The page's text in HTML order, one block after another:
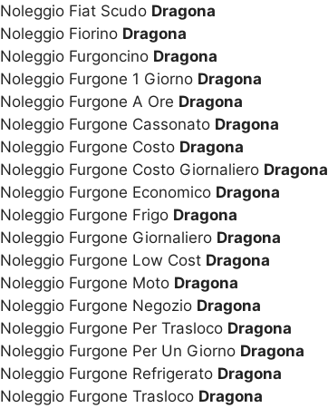
Noleggio Fiat Scudo Dragona
Noleggio Fiorino Dragona
Noleggio Furgoncino Dragona
Noleggio Furgone 1 Giorno Dragona
Noleggio Furgone A Ore Dragona
Noleggio Furgone Cassonato Dragona
Noleggio Furgone Costo Dragona
Noleggio Furgone Costo Giornaliero Dragona
Noleggio Furgone Economico Dragona
Noleggio Furgone Frigo Dragona
Noleggio Furgone Giornaliero Dragona
Noleggio Furgone Low Cost Dragona
Noleggio Furgone Moto Dragona
Noleggio Furgone Negozio Dragona
Noleggio Furgone Per Trasloco Dragona
Noleggio Furgone Per Un Giorno Dragona
Noleggio Furgone Refrigerato Dragona
Noleggio Furgone Trasloco Dragona